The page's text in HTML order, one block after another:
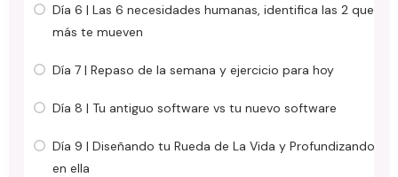
Día 6 | Las 6 necesidades humanas, identifica las 2 que
más te mueven
Día 7 | Repaso de la semana y ejercicio para hoy
Día 8 | Tu antiguo software vs tu nuevo software
Día 9 | Diseñando tu Rueda de La Vida y Profundizando
en ella